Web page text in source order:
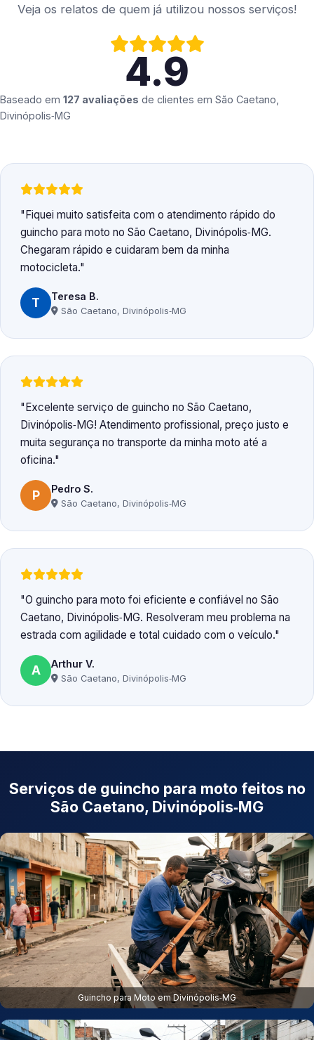
Veja os relatos de quem já utilizou nossos serviços!
4.9
Baseado em 127 avaliações de clientes em São Caetano,
Divinópolis‑MG
Fiquei muito satisfeita com o atendimento rápido do
guincho para moto no São Caetano, Divinópolis‑MG.
Chegaram rápido e cuidaram bem da minha
motocicleta.
T Teresa B.
São Caetano, Divinópolis‑MG
Excelente serviço de guincho no São Caetano,
Divinópolis‑MG! Atendimento profissional, preço justo e
muita segurança no transporte da minha moto até a
oficina.
P Pedro S.
São Caetano, Divinópolis‑MG
O guincho para moto foi eficiente e confiável no São
Caetano, Divinópolis‑MG. Resolveram meu problema na
estrada com agilidade e total cuidado com o veículo.
A Arthur V.
São Caetano, Divinópolis‑MG
Serviços de guincho para moto feitos no
São Caetano, Divinópolis‑MG
Guincho para Moto em Divinópolis‑MG